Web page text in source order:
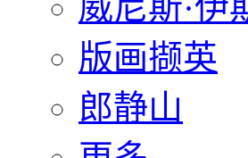
版画撷英
郎静山